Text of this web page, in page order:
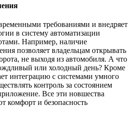
требованиями и внедряет
в систему автоматизации
Например, наличие
позволяет владельцам открывать
не выходя из автомобиля. А что
или холодный день? Кроме
интеграцию с системами умного
контроль за состоянием
Все эти новшества
комфорт и безопасность